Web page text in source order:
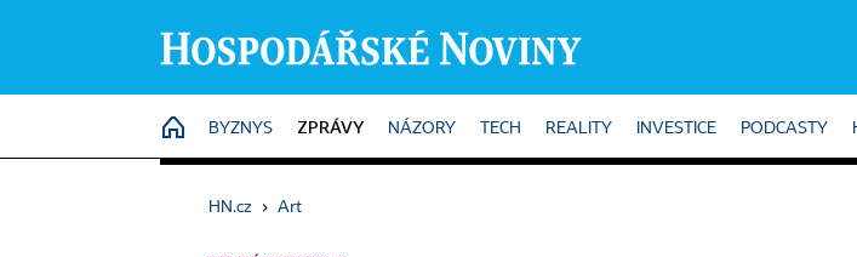
HOME
BYZNYS ZPRÁVY NÁZORY TECH REALITY INVESTICE PODCASTY
HN.cz › Art